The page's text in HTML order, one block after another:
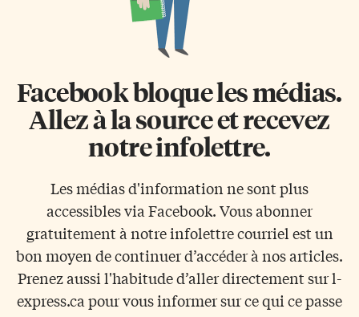
Facebook bloque les médias.
Allez à la source et recevez
notre infolettre.
Les médias d'information ne sont plus
accessibles via Facebook. Vous abonner
gratuitement à notre infolettre courriel est un
bon moyen de continuer d’accéder à nos articles.
Prenez aussi l'habitude d’aller directement sur l-
express.ca pour vous informer sur ce qui ce passe